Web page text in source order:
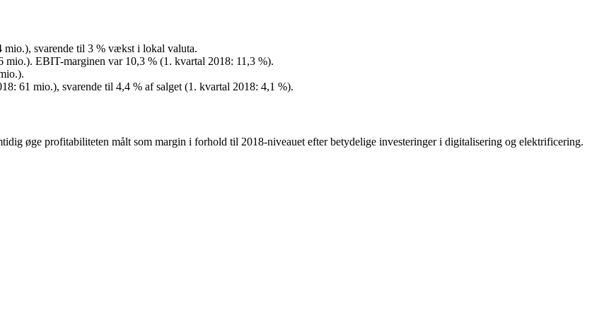
svarende til 3 % vækst i lokal valuta.
EBIT-marginen var 10,3 % (1. kvartal 2018: 11,3 %).
61 mio.), svarende til 4,4 % af salget (1. kvartal 2018: 4,1 %).
øge profitabiliteten målt som margin i forhold til 2018-niveauet efter betydelige investeringer i digitalisering og elektrificering.